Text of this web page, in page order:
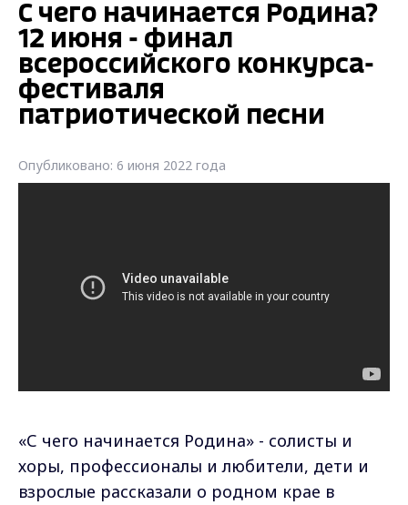
С чего начинается Родина?
12 июня - финал
всероссийского конкурса-
фестиваля
патриотической песни
Опубликовано: 6 июня 2022 года
«С чего начинается Родина» - солисты и
хоры, профессионалы и любители, дети и
взрослые рассказали о родном крае в